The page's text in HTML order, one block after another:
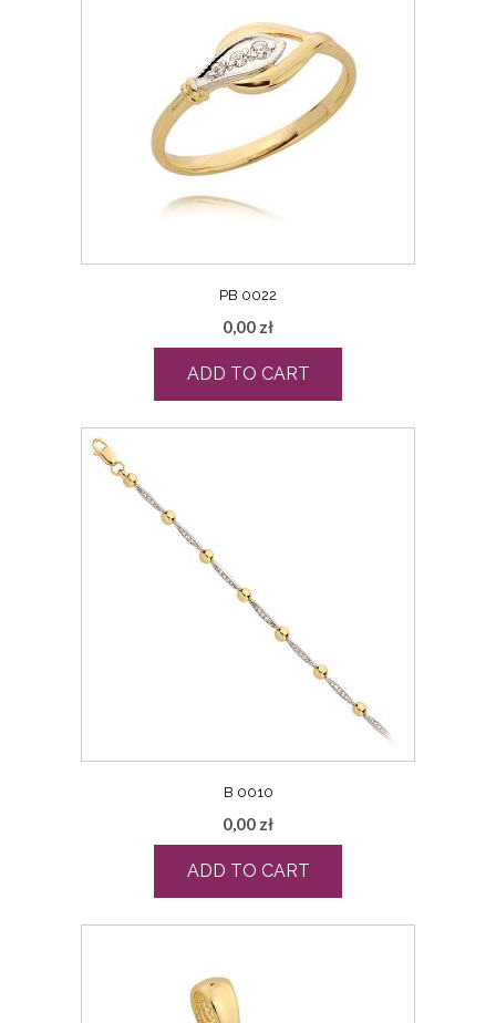
PB 0022
0,00 zł
ADD TO CART
B 0010
0,00 zł
ADD TO CART